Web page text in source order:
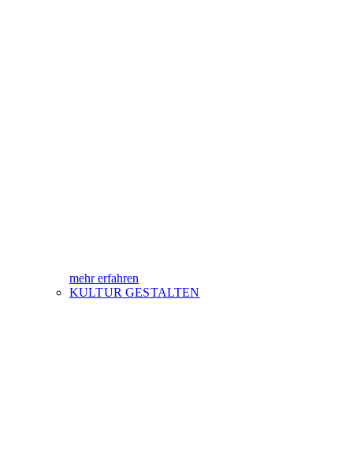
mehr erfahren
KULTUR GESTALTEN